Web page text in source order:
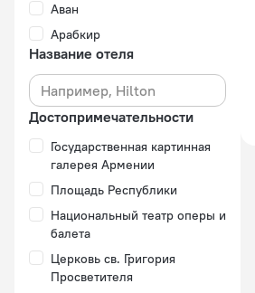
Аван
Арабкир
Название отеля
Достопримечательности
Государственная картинная
галерея Армении
Площадь Республики
Национальный театр оперы и
балета
Церковь св. Григория
Просветителя